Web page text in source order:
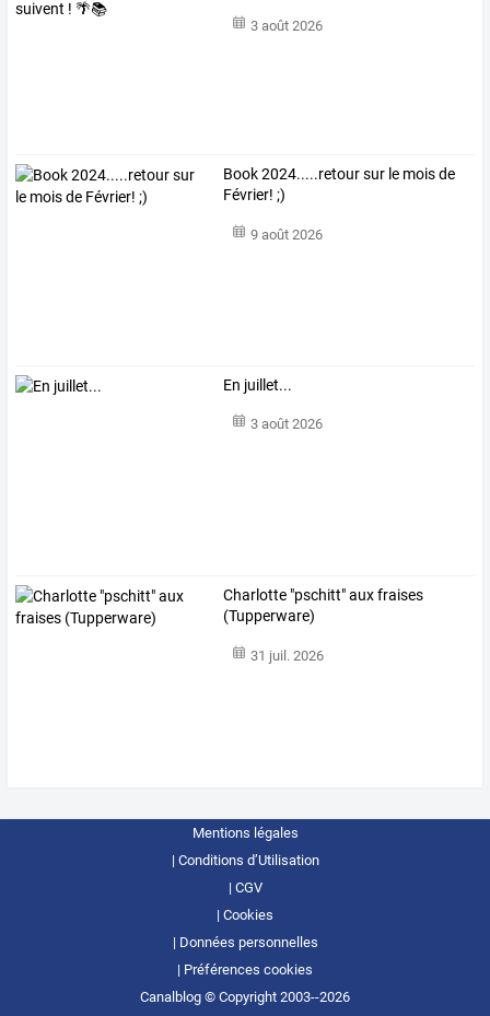
3 août 2026
Book 2024.....retour sur le mois de
Février! ;)
9 août 2026
En juillet...
3 août 2026
Charlotte "pschitt" aux fraises
(Tupperware)
31 juil. 2026
Mentions légales
Conditions d’Utilisation
CGV
Cookies
Données personnelles
Préférences cookies
Canalblog © Copyright 2003--2026